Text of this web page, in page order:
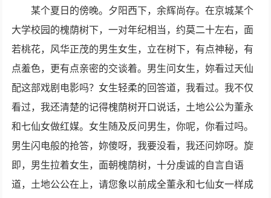
某个夏日的傍晚。夕阳西下，余辉尚存。在京城某个
大学校园的槐荫树下，一对年纪相当，约莫二十左右，面
若桃花，风华正茂的男生女生，立在树下，有点神秘，有
点羞色，更有点亲密的交谈着。男生问女生，妳看过天仙
配这部戏剧电影吗？女生轻柔的回答道，我看过。我不仅
看过，我还清楚的记得槐荫树开口说话，土地公公为董永
和七仙女做红媒。女生随及反问男生，你呢，你看过吗。
男生闪电般的抢答，妳傻呀，我要没看，我还问妳呀。旋
即，男生拉着女生，面朝槐荫树，十分虔诚的自言自语
道，土地公公在上，请您象以前成全董永和七仙女一样成